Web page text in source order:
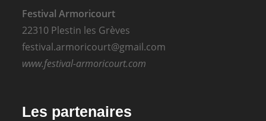
Festival Armoricourt
22310 Plestin les Grèves
festival.armoricourt@gmail.com
www.festival-armoricourt.com
Les partenaires